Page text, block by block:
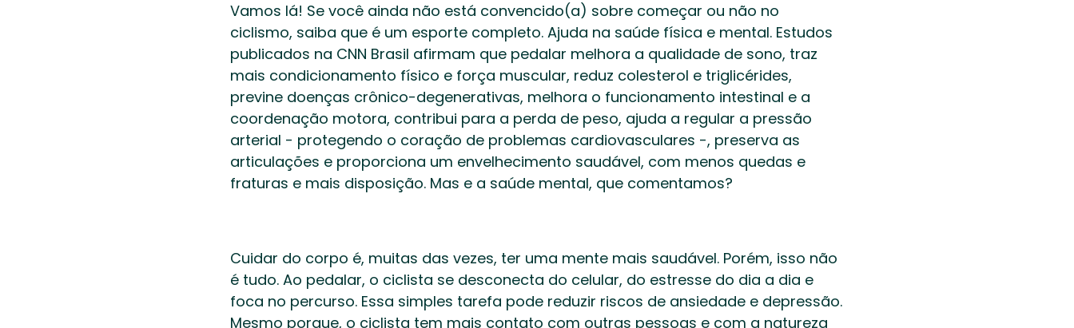
Vamos lá! Se você ainda não está convencido(a) sobre começar ou não no
ciclismo, saiba que é um esporte completo. Ajuda na saúde física e mental. Estudos
publicados na CNN Brasil afirmam que pedalar melhora a qualidade de sono, traz
mais condicionamento físico e força muscular, reduz colesterol e triglicérides,
previne doenças crônico-degenerativas, melhora o funcionamento intestinal e a
coordenação motora, contribui para a perda de peso, ajuda a regular a pressão
arterial - protegendo o coração de problemas cardiovasculares -, preserva as
articulações e proporciona um envelhecimento saudável, com menos quedas e
fraturas e mais disposição. Mas e a saúde mental, que comentamos?
Cuidar do corpo é, muitas das vezes, ter uma mente mais saudável. Porém, isso não
é tudo. Ao pedalar, o ciclista se desconecta do celular, do estresse do dia a dia e
foca no percurso. Essa simples tarefa pode reduzir riscos de ansiedade e depressão.
Mesmo porque, o ciclista tem mais contato com outras pessoas e com a natureza